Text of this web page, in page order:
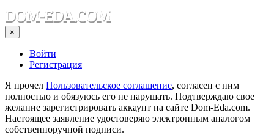
×
Войти
Регистрация
Я прочел Пользовательское соглашение, согласен с ним
полностью и обязуюсь его не нарушать. Подтверждаю свое
желание зарегистрировать аккаунт на сайте Dom-Eda.com.
Настоящее заявление удостоверяю электронным аналогом
собственноручной подписи.